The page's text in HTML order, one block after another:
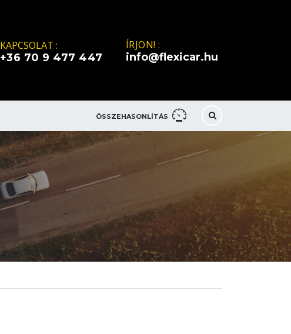
ÍRJON! :
info@flexicar.hu
KAPCSOLAT :
+36 70 9 477 447
ÖSSZEHASONLÍTÁS